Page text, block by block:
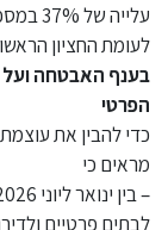
לעומת החציון הראשון
בענף האבטחה ועל
הפרטי
כדי להבין את
מראים כי
לבתים פרטיים